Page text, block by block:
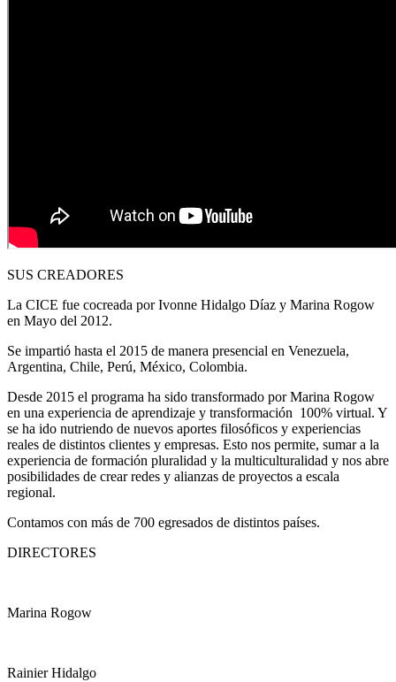
SUS CREADORES
La CICE fue cocreada por Ivonne Hidalgo Díaz y Marina Rogow
en Mayo del 2012.
Se impartió hasta el 2015 de manera presencial en Venezuela,
Argentina, Chile, Perú, México, Colombia.
Desde 2015 el programa ha sido transformado por Marina Rogow
en una experiencia de aprendizaje y transformación 100% virtual. Y
se ha ido nutriendo de nuevos aportes filosóficos y experiencias
reales de distintos clientes y empresas. Esto nos permite, sumar a la
experiencia de formación pluralidad y la multiculturalidad y nos abre
posibilidades de crear redes y alianzas de proyectos a escala
regional.
Contamos con más de 700 egresados de distintos países.
DIRECTORES
Marina Rogow
Rainier Hidalgo